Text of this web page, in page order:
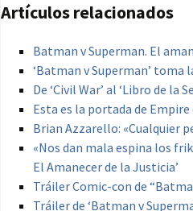
Artículos relacionados
Batman v Superman. El
‘Batman v Superman’ toma
De ‘Civil War’ al ‘Libro de la
Esta es la portada de
Brian Azzarello: «Cualquier
«Nos dan mala espina los
El Amanecer de la Justicia’
Tráiler Comic-con de
Tráiler de ‘Batman v